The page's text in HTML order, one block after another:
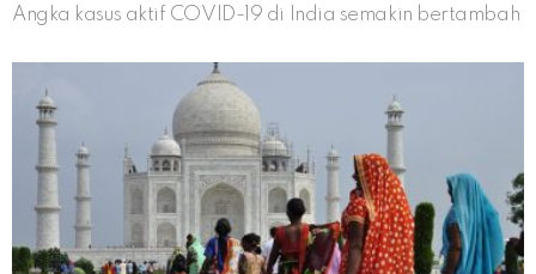
Angka kasus aktif COVID-19 di India semakin bertambah